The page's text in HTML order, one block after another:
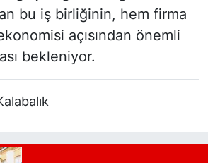
bu iş birliğinin, hem firma
açısından önemli
bekleniyor.